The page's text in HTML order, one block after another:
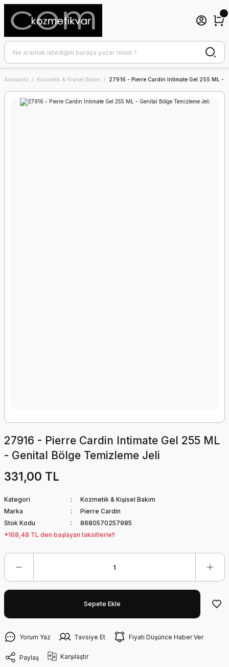
Anasayfa Kozmetik & Kişisel Bakım 27916 - Pierre Cardin Intimate Gel 255 ML -
27916 - Pierre Cardin Intimate Gel 255 ML
- Genital Bölge Temizleme Jeli
331,00 TL
Kategori
Kozmetik & Kişisel Bakım
Marka
Pierre Cardin
Stok Kodu
8680570257985
*168,48 TL den başlayan taksitlerle!!
Sepete Ekle
Yorum Yaz Tavsiye Et Fiyatı Düşünce Haber Ver
Paylaş Karşılaştır